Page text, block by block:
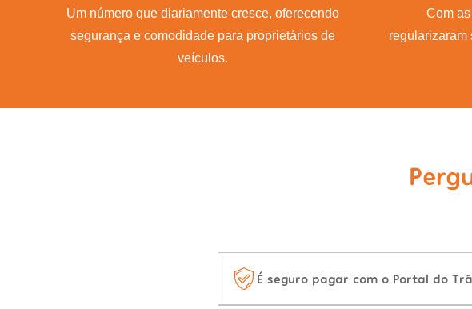
Um número que diariamente cresce, oferecendo
segurança e comodidade para proprietários de
veículos.
Com
regularizaram
É seguro pagar com o Portal do